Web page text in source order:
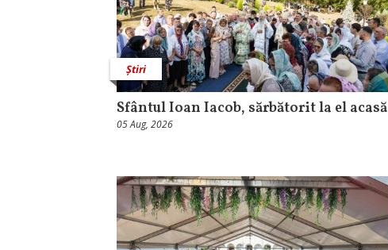
Știri
Sfântul Ioan Iacob, sărbătorit la el acasă
05 Aug, 2026